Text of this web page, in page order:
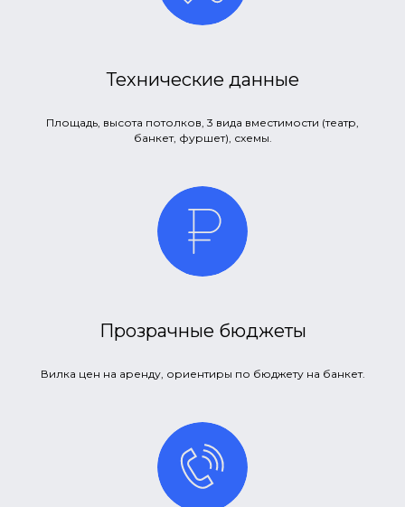
Технические данные
Площадь, высота потолков, 3 вида вместимости (театр,
банкет, фуршет), схемы.
Прозрачные бюджеты
Вилка цен на аренду, ориентиры по бюджету на банкет.